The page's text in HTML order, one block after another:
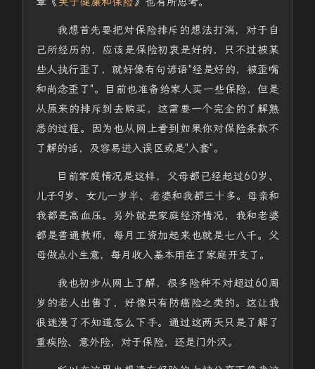
我想首先要把对保险排斥的想法打消，对于自
己所经历的，应该是保险初衷是好的，只不过被某
些人执行歪了，就好像有句谚语"经是好的，被歪嘴
和尚念歪了"。目前也准备给家人买一些保险，但是
从原来的排斥到去购买，这需要一个完全的了解熟
悉的过程。因为也从网上看到如果你对保险条款不
了解的话，及容易进入误区或是"入套"。
目前家庭情况是这样，父母都已经起过60岁、
儿子9岁、女儿一岁半、老婆和我都三十多。母亲和
我都是高血压。另外就是家庭经济情况，我和老婆
都是普通教师，每月工资加起来也就是七八千。父
母做点小生意，每月收入基本用在了家庭开支了。
我也初步从网上了解，很多险种不对超过60周
岁的老人出售了，好像只有防癌险之类的。这让我
很迷漫了不知道怎么下手。通过这两天只是了解了
重疾险、意外险，对于保险，还是门外汉。